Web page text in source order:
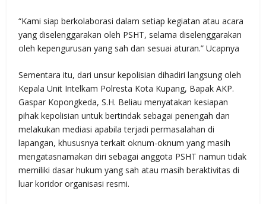
“Kami siap berkolaborasi dalam setiap kegiatan atau acara
yang diselenggarakan oleh PSHT, selama diselenggarakan
oleh kepengurusan yang sah dan sesuai aturan.” Ucapnya
Sementara itu, dari unsur kepolisian dihadiri langsung oleh
Kepala Unit Intelkam Polresta Kota Kupang, Bapak AKP.
Gaspar Kopongkeda, S.H. Beliau menyatakan kesiapan
pihak kepolisian untuk bertindak sebagai penengah dan
melakukan mediasi apabila terjadi permasalahan di
lapangan, khususnya terkait oknum-oknum yang masih
mengatasnamakan diri sebagai anggota PSHT namun tidak
memiliki dasar hukum yang sah atau masih beraktivitas di
luar koridor organisasi resmi.